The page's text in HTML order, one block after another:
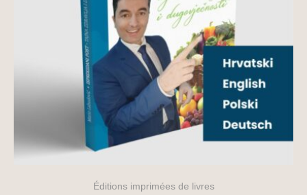
Éditions imprimées de livres